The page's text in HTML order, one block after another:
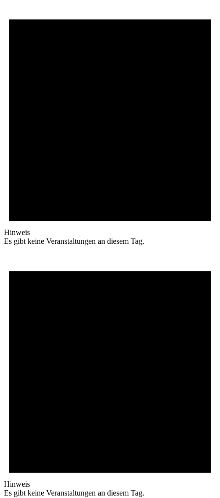
Hinweis
Es gibt keine Veranstaltungen an diesem Tag.
Hinweis
Es gibt keine Veranstaltungen an diesem Tag.